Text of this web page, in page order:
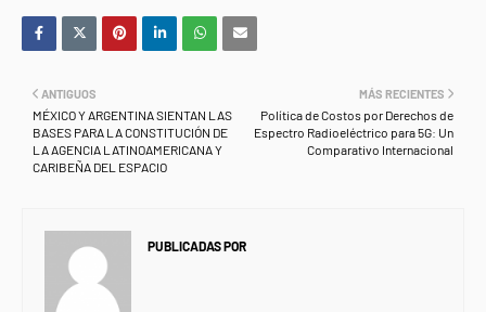
MÁS RECIENTES
Política de Costos por Derechos de
Espectro Radioeléctrico para 5G: Un
Comparativo Internacional
ANTIGUOS
MÉXICO Y ARGENTINA SIENTAN LAS
BASES PARA LA CONSTITUCIÓN DE
LA AGENCIA LATINOAMERICANA Y
CARIBEÑA DEL ESPACIO
PUBLICADAS POR